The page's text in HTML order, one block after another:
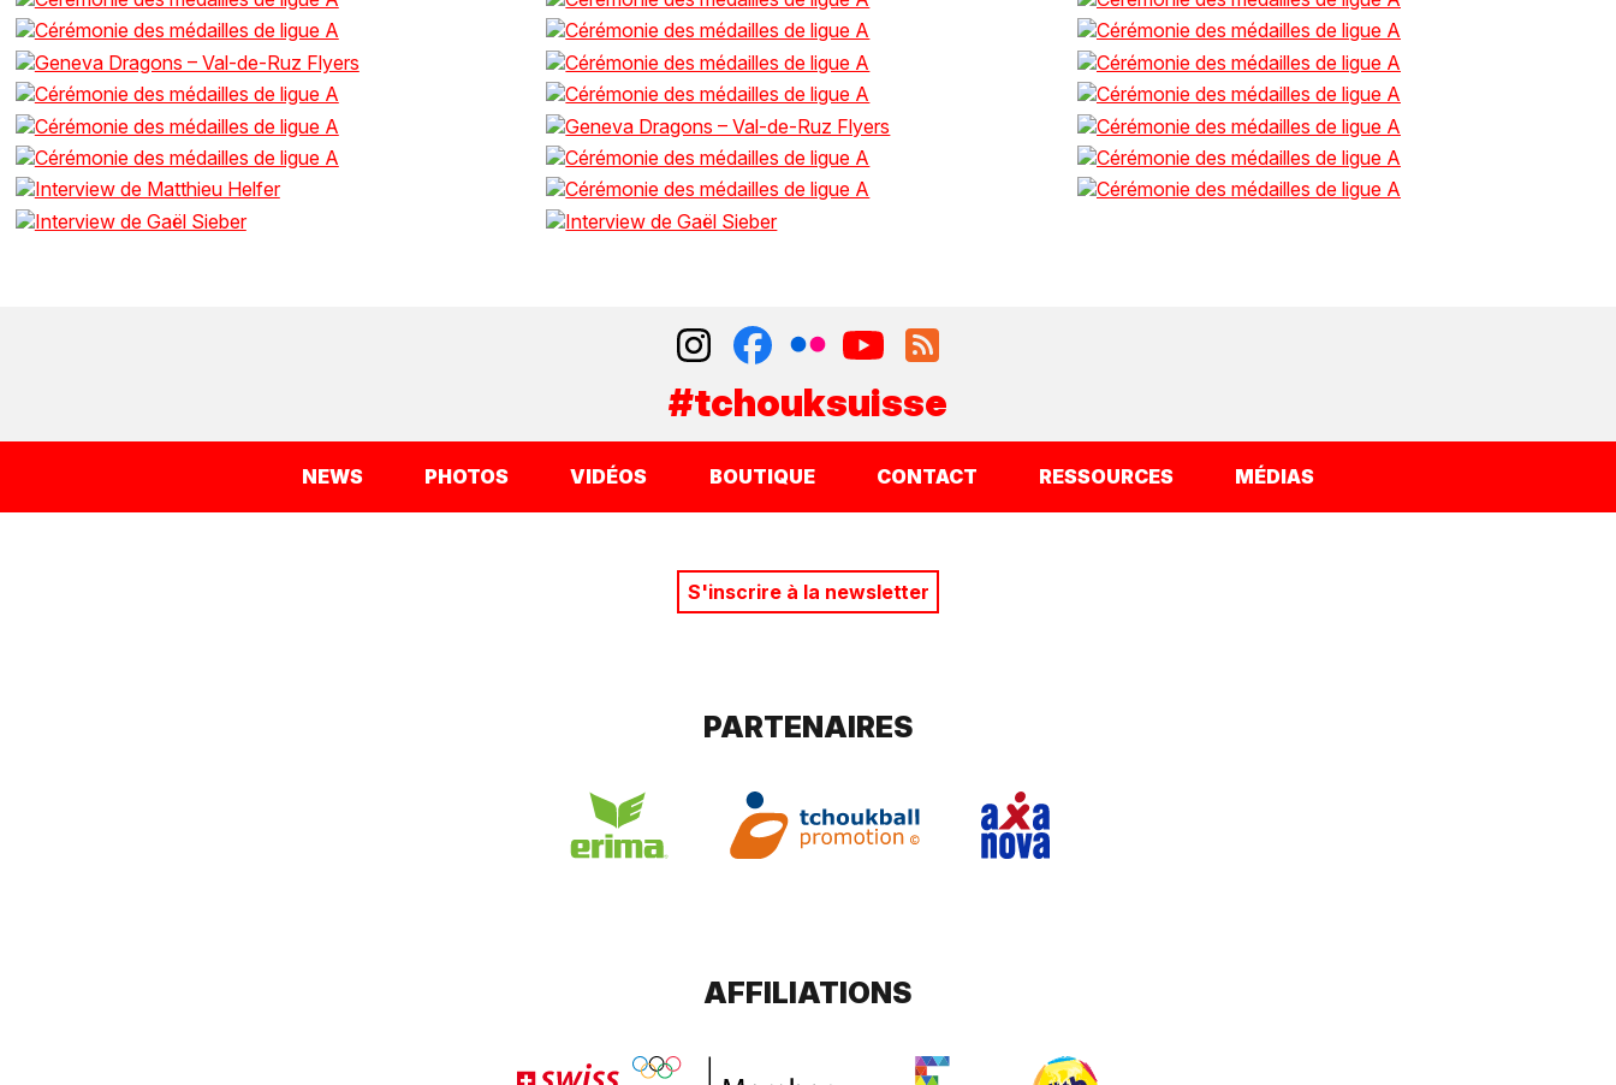
#tchouksuisse
NEWS PHOTOS VIDÉOS BOUTIQUE CONTACT RESSOURCES MÉDIAS
S'inscrire à la newsletter
PARTENAIRES
AFFILIATIONS